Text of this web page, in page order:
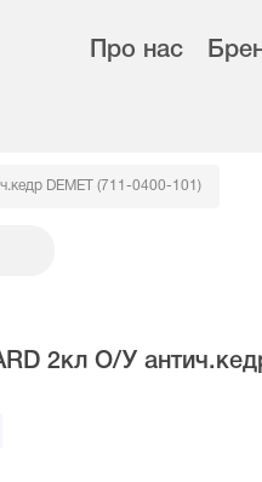
Про нас
DEMET (711-0400-101)
2кл О/У